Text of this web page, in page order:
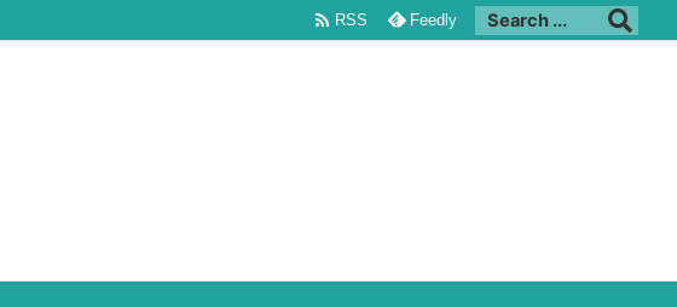
 RSS Feedly